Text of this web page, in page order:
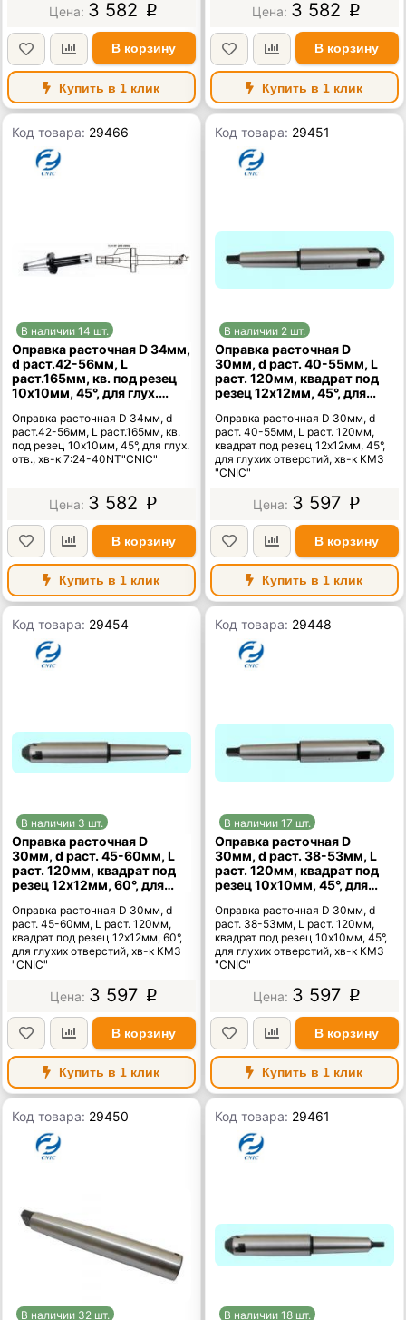
3 582 p
В корзину
Купить в 1 клик
3 582 p
В корзину
Купить в 1 клик
Код товара: 29466
В наличии 14 шт.
Оправка расточная D 34мм,
d раст.42-56мм, L
раст.165мм, кв. под резец
10х10мм, 45°, для глух.
Оправка расточная D 34мм, d
раст.42-56мм, L раст.165мм, кв.
под резец 10х10мм, 45°, для глух.
отв., хв-к 7:24-40NT"CNIC"
3 582 p
В корзину
Купить в 1 клик
Код товара: 29451
В наличии 2 шт.
Оправка расточная D
30мм, d раст. 40-55мм, L
раст. 120мм, квадрат под
резец 12х12мм, 45°, для
КМ3 "CNIC"
Оправка расточная D 30мм, d
раст. 40-55мм, L раст. 120мм,
квадрат под резец 12х12мм, 45°,
для глухих отверстий, хв-к КМ3
"CNIC"
3 597 p
В корзину
Купить в 1 клик
Код товара: 29454
В наличии 3 шт.
Оправка расточная D
30мм, d раст. 45-60мм, L
раст. 120мм, квадрат под
резец 12х12мм, 60°, для
КМ3 "CNIC"
Оправка расточная D 30мм, d
раст. 45-60мм, L раст. 120мм,
квадрат под резец 12х12мм, 60°,
для глухих отверстий, хв-к КМ3
"CNIC"
3 597 p
В корзину
Купить в 1 клик
Код товара: 29448
В наличии 17 шт.
Оправка расточная D
30мм, d раст. 38-53мм, L
раст. 120мм, квадрат под
резец 10х10мм, 45°, для
КМ3 "CNIC"
Оправка расточная D 30мм, d
раст. 38-53мм, L раст. 120мм,
квадрат под резец 10х10мм, 45°,
для глухих отверстий, хв-к КМ3
"CNIC"
3 597 p
В корзину
Купить в 1 клик
Код товара: 29450
В наличии 32 шт.
Код товара: 29461
В наличии 18 шт.